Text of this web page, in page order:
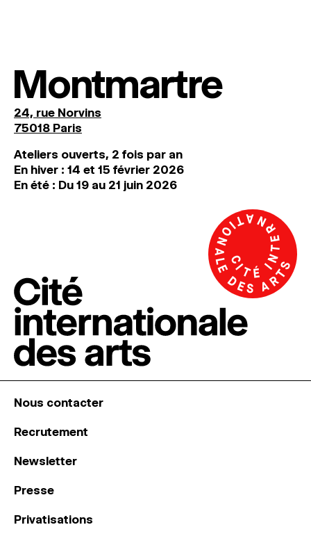
Montmartre
24, rue Norvins
75018 Paris
Ateliers ouverts, 2 fois par an
En hiver : 14 et 15 février 2026
En été : Du 19 au 21 juin 2026
Nous contacter
Recrutement
Newsletter
Presse
Privatisations